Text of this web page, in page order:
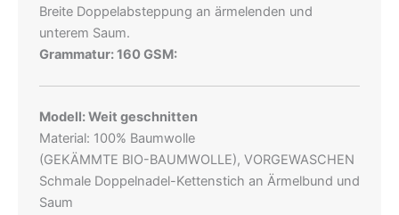
Breite Doppelabsteppung an ärmelenden und
unterem Saum.
Grammatur: 160 GSM:
Modell: Weit geschnitten
Material: 100% Baumwolle
(GEKÄMMTE BIO-BAUMWOLLE), VORGEWASCHEN
Schmale Doppelnadel-Kettenstich an Ärmelbund und
Saum